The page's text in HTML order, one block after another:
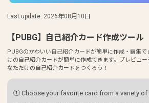
Last update: 2026年08月10日
【PUBG】自己紹介カード作成ツール
PUBGのかわいい自己紹介カードが簡単に作成・編集
けの自己紹介カードが簡単に作成できます。プレビュ
なただけの自己紹介カードをつくろう！
① Choose your favorite card from a variety of